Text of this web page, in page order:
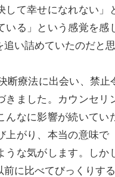
して幸せになれない
いる」という感覚を
い詰めていたのだと思
断療法に出会い、禁
きました。カウンセ
んなに影響が続いて
上がり、本当の意味
うな気がします。し
に比べてびっくりす